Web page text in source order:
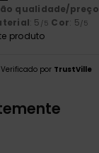
qualidade/preço
: 5 /5 Cor: 5/5
produto
Verificado por TrustVille